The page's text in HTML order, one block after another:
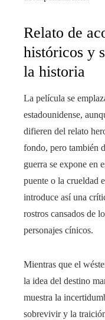
Relato de
históricos y
la historia
La película se
estadounidense,
difieren del relato
fondo, pero también
guerra se expone en
puente o la crueldad
introduce así una
rostros cansados de
personajes cínicos.
Mientras que el
la idea del destino
muestra la
sobrevivir y la